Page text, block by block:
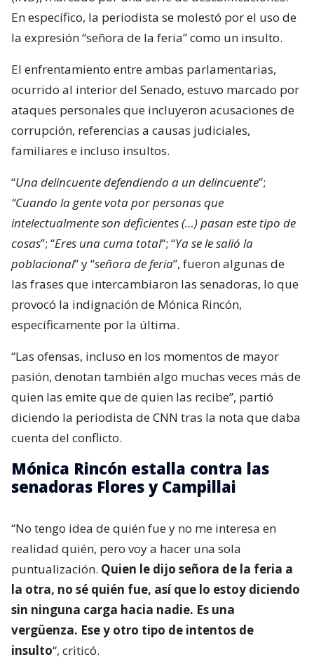
En específico, la periodista se molestó por el uso de
la expresión “señora de la feria” como un insulto.
El enfrentamiento entre ambas parlamentarias,
ocurrido al interior del Senado, estuvo marcado por
ataques personales que incluyeron acusaciones de
corrupción, referencias a causas judiciales,
familiares e incluso insultos.
“Una delincuente defendiendo a un delincuente”;
“Cuando la gente vota por personas que
intelectualmente son deficientes (…) pasan este tipo de
cosas”; “Eres una cuma total“; “Ya se le salió la
poblacional” y “señora de feria”, fueron algunas de
las frases que intercambiaron las senadoras, lo que
provocó la indignación de Mónica Rincón,
específicamente por la última.
“Las ofensas, incluso en los momentos de mayor
pasión, denotan también algo muchas veces más de
quien las emite que de quien las recibe”, partió
diciendo la periodista de CNN tras la nota que daba
cuenta del conflicto.
Mónica Rincón estalla contra las
senadoras Flores y Campillai
“No tengo idea de quién fue y no me interesa en
realidad quién, pero voy a hacer una sola
puntualización. Quien le dijo señora de la feria a
la otra, no sé quién fue, así que lo estoy diciendo
sin ninguna carga hacia nadie. Es una
vergüenza. Ese y otro tipo de intentos de
insulto“, criticó.